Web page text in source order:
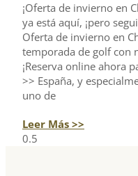
¡Oferta de invierno en
ya está aquí, ¡pero
Oferta de invierno en
temporada de golf con
¡Reserva online ahora
>> España, y
uno de
Leer Más >>